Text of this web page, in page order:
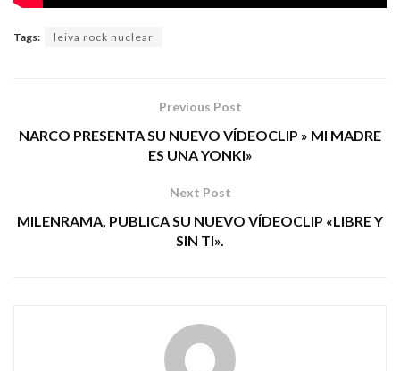
Tags: leiva rock nuclear
Previous Post
NARCO PRESENTA SU NUEVO VÍDEOCLIP » MI MADRE
ES UNA YONKI»
Next Post
MILENRAMA, PUBLICA SU NUEVO VÍDEOCLIP «LIBRE Y
SIN TI».